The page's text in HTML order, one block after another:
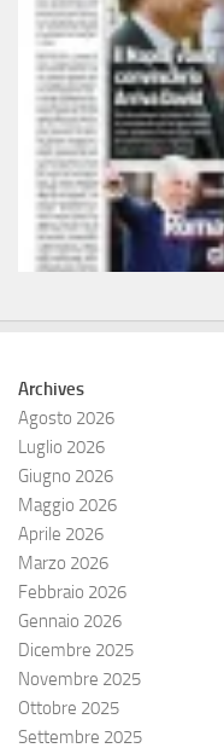
Archives
Agosto 2026
Luglio 2026
Giugno 2026
Maggio 2026
Aprile 2026
Marzo 2026
Febbraio 2026
Gennaio 2026
Dicembre 2025
Novembre 2025
Ottobre 2025
Settembre 2025